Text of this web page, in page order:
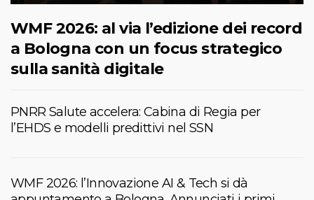
WMF 2026: al via l’edizione dei record
a Bologna con un focus strategico
sulla sanità digitale
PNRR Salute accelera: Cabina di Regia per
l’EHDS e modelli predittivi nel SSN
WMF 2026: l’Innovazione AI & Tech si dà